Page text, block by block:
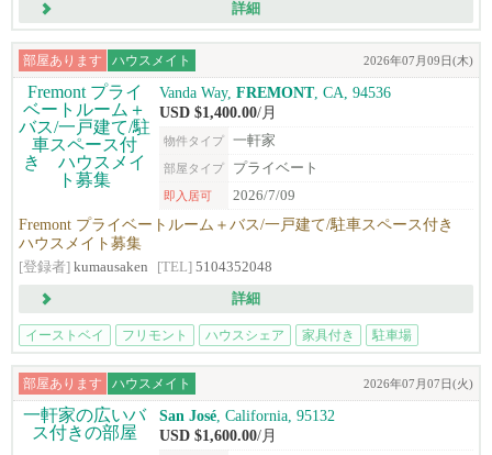
詳細
部屋あります ハウスメイト 2026年07月09日(木)
Vanda Way, FREMONT, CA, 94536
USD $1,400.00/月
物件タイプ 一軒家
部屋タイプ プライベート
即入居可 2026/7/09
Fremont プライベートルーム＋バス/一戸建て/駐車スペース付き
ハウスメイト募集
[登録者] kumausaken [TEL] 5104352048
詳細
イーストベイ フリモント ハウスシェア 家具付き 駐車場
部屋あります ハウスメイト 2026年07月07日(火)
San José , California, 95132
USD $1,600.00/月